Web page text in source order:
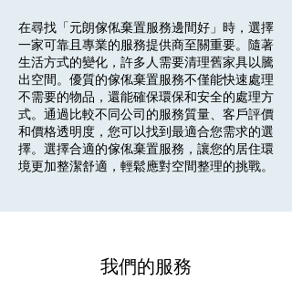
在尋找「元朗傢俬棄置服務邊間好」時，選擇
一家可靠且專業的服務提供商至關重要。隨著
生活方式的變化，許多人需要清理舊家具以騰
出空間。優質的傢俬棄置服務不僅能快速處理
不需要的物品，還能確保環保和安全的處理方
式。通過比較不同公司的服務質量、客戶評價
和價格透明度，您可以找到最適合您需求的選
擇。選擇合適的傢俬棄置服務，讓您的居住環
境更加整潔舒適，輕鬆應對空間整理的挑戰。
我們的服務